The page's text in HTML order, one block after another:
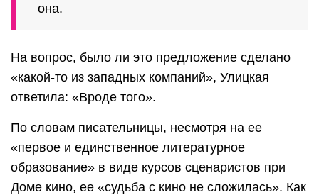
она.
На вопрос, было ли это предложение сделано
«какой-то из западных компаний», Улицкая
ответила: «Вроде того».
По словам писательницы, несмотря на ее
«первое и единственное литературное
образование» в виде курсов сценаристов при
Доме кино, ее «судьба с кино не сложилась». Как